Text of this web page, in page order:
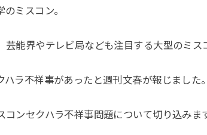
ミスコン。
芸能界やテレビ局なども注目する大型のミス
ハラ不祥事があったと週刊文春が報じました。
ンセクハラ不祥事問題について切り込みます